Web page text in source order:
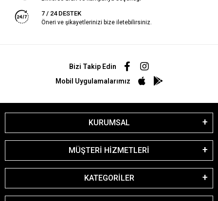
7 / 24 DESTEK
Öneri ve şikayetlerinizi bize iletebilirsiniz.
Bizi Takip Edin
Mobil Uygulamalarımız
KURUMSAL
MÜŞTERİ HİZMETLERİ
KATEGORİLER